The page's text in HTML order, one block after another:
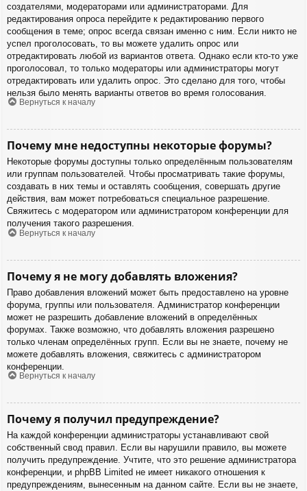
создателями, модераторами или администраторами. Для
редактирования опроса перейдите к редактированию первого
сообщения в теме; опрос всегда связан именно с ним. Если никто не
успел проголосовать, то вы можете удалить опрос или
отредактировать любой из вариантов ответа. Однако если кто-то уже
проголосовал, то только модераторы или администраторы могут
отредактировать или удалить опрос. Это сделано для того, чтобы
нельзя было менять варианты ответов во время голосования.
Вернуться к началу
Почему мне недоступны некоторые форумы?
Некоторые форумы доступны только определённым пользователям
или группам пользователей. Чтобы просматривать такие форумы,
создавать в них темы и оставлять сообщения, совершать другие
действия, вам может потребоваться специальное разрешение.
Свяжитесь с модератором или администратором конференции для
получения такого разрешения.
Вернуться к началу
Почему я не могу добавлять вложения?
Право добавления вложений может быть предоставлено на уровне
форума, группы или пользователя. Администратор конференции
может не разрешить добавление вложений в определённых
форумах. Также возможно, что добавлять вложения разрешено
только членам определённых групп. Если вы не знаете, почему не
можете добавлять вложения, свяжитесь с администратором
конференции.
Вернуться к началу
Почему я получил предупреждение?
На каждой конференции администраторы устанавливают свой
собственный свод правил. Если вы нарушили правило, вы можете
получить предупреждение. Учтите, что это решение администратора
конференции, и phpBB Limited не имеет никакого отношения к
предупреждениям, вынесенным на данном сайте. Если вы не знаете,